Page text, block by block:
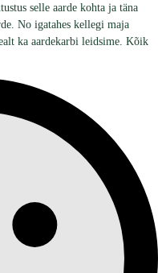
selle aarde kohta ja täna
No igatahes kellegi maja
ka aardekarbi leidsime. Kõik